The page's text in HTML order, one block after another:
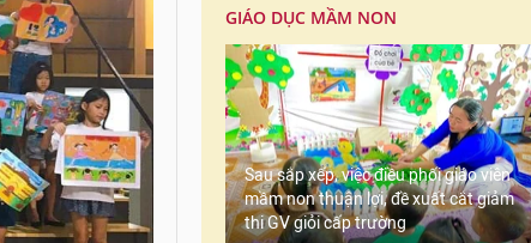
GIÁO DỤC MẦM NON
Sau sắp xếp, việc điều phối giáo viên
mầm non thuận lợi, đề xuất cắt giảm
thi GV giỏi cấp trường